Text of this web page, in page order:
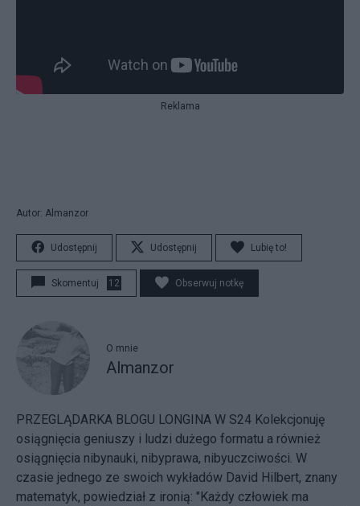
Reklama
Autor: Almanzor
Udostępnij Udostępnij Lubię to!
Skomentuj 12 Obserwuj notkę
O mnie
Almanzor
PRZEGLĄDARKA BLOGU LONGINA W S24 Kolekcjonuję
osiągnięcia geniuszy i ludzi dużego formatu a również
osiągnięcia nibynauki, nibyprawa, nibyuczciwości. W
czasie jednego ze swoich wykładów David Hilbert, znany
matematyk, powiedział z ironią: "Każdy człowiek ma